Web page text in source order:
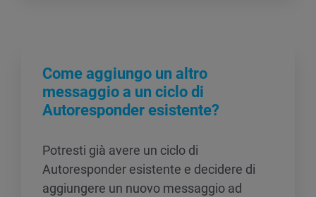
Come aggiungo un altro
messaggio a un ciclo di
Autoresponder esistente?
Potresti già avere un ciclo di
Autoresponder esistente e decidere di
aggiungere un nuovo messaggio ad